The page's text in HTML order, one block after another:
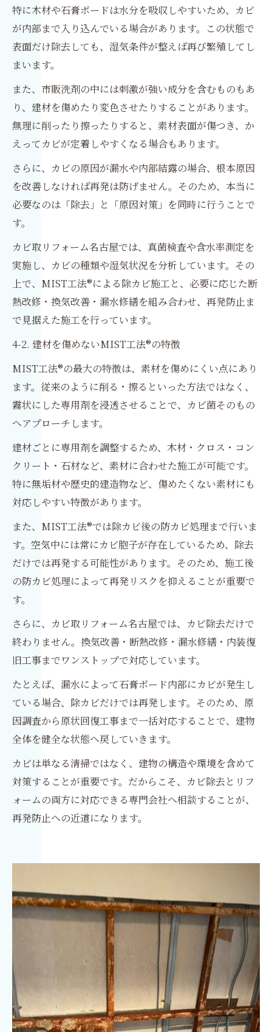
特に木材や石膏ボードは水分を吸収しやすいため、カビ
が内部まで入り込んでいる場合があります。この状態で
表面だけ除去しても、湿気条件が整えば再び繁殖してし
まいます。
また、市販洗剤の中には刺激が強い成分を含むものもあ
り、建材を傷めたり変色させたりすることがあります。
無理に削ったり擦ったりすると、素材表面が傷つき、か
えってカビが定着しやすくなる場合もあります。
さらに、カビの原因が漏水や内部結露の場合、根本原因
を改善しなければ再発は防げません。そのため、本当に
必要なのは「除去」と「原因対策」を同時に行うことで
す。
カビ取リフォーム名古屋では、真菌検査や含水率測定を
実施し、カビの種類や湿気状況を分析しています。その
上で、MIST工法®による除カビ施工と、必要に応じた断
熱改修・換気改善・漏水修繕を組み合わせ、再発防止ま
で見据えた施工を行っています。
4-2. 建材を傷めないMIST工法®の特徴
MIST工法®の最大の特徴は、素材を傷めにくい点にあり
ます。従来のように削る・擦るといった方法ではなく、
霧状にした専用剤を浸透させることで、カビ菌そのもの
へアプローチします。
建材ごとに専用剤を調整するため、木材・クロス・コン
クリート・石材など、素材に合わせた施工が可能です。
特に無垢材や歴史的建造物など、傷めたくない素材にも
対応しやすい特徴があります。
また、MIST工法®では除カビ後の防カビ処理まで行いま
す。空気中には常にカビ胞子が存在しているため、除去
だけでは再発する可能性があります。そのため、施工後
の防カビ処理によって再発リスクを抑えることが重要で
す。
さらに、カビ取リフォーム名古屋では、カビ除去だけで
終わりません。換気改善・断熱改修・漏水修繕・内装復
旧工事までワンストップで対応しています。
たとえば、漏水によって石膏ボード内部にカビが発生し
ている場合、除カビだけでは再発します。そのため、原
因調査から原状回復工事まで一括対応することで、建物
全体を健全な状態へ戻していきます。
カビは単なる清掃ではなく、建物の構造や環境を含めて
対策することが重要です。だからこそ、カビ除去とリフ
ォームの両方に対応できる専門会社へ相談することが、
再発防止への近道になります。